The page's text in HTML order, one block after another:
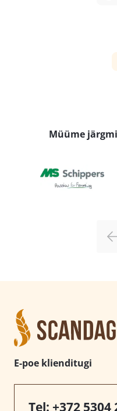
Müüme
E-poe klienditugi
Tel: +372 5304